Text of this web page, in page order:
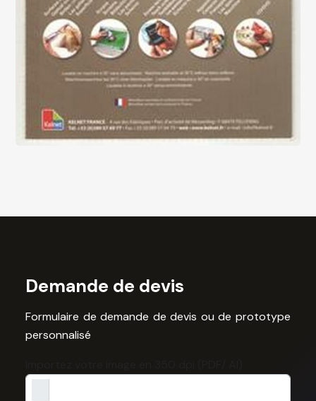
Demande de devis
Formulaire de demande de devis ou de prototype
personnalisé